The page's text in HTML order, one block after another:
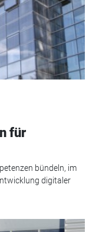
für
bündeln, im
digitaler